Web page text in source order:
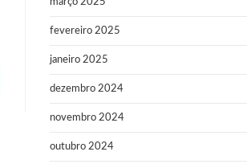
fevereiro 2025
janeiro 2025
dezembro 2024
novembro 2024
outubro 2024